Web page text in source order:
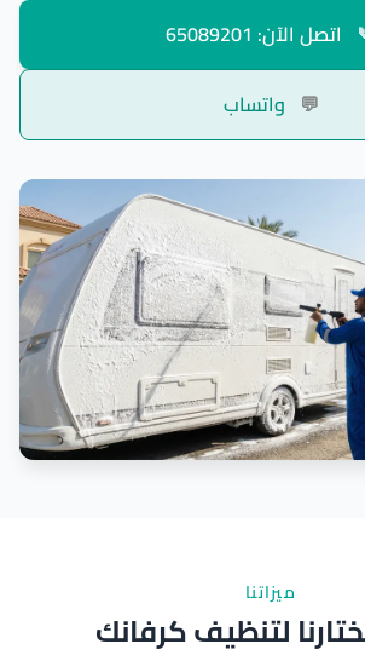
اتصل الآن: 65089201
💬 واتساب
ميزاتنا
لتنظيف كرفانك